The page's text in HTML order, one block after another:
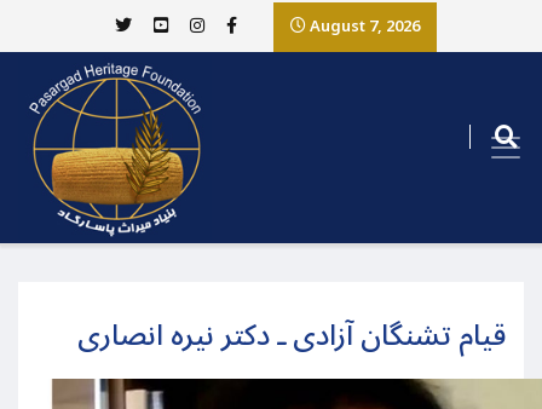
August 7, 2026
قیام تشنگان آزادی ـ دکتر نیره انصاری